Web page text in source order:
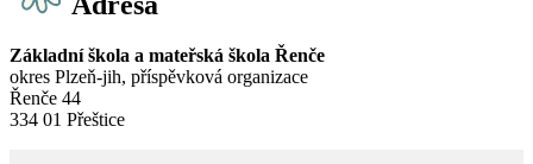
Základní škola a mateřská škola Řenče
okres Plzeň-jih, příspěvková organizace
Řenče 44
334 01 Přeštice